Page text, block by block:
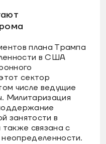
плана Трампа
в США
сектор
числе ведущие
Милитаризация
занятости в
связана с